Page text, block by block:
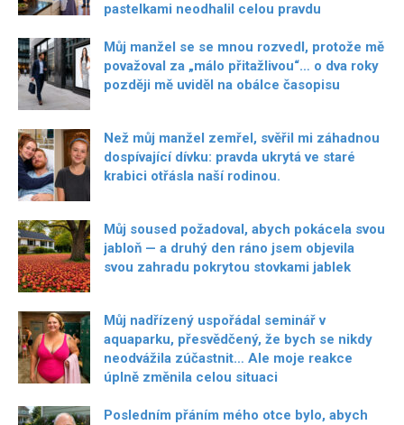
pastelkami neodhalil celou pravdu
Můj manžel se se mnou rozvedl, protože mě
považoval za „málo přitažlivou“… o dva roky
později mě uviděl na obálce časopisu
Než můj manžel zemřel, svěřil mi záhadnou
dospívající dívku: pravda ukrytá ve staré
krabici otřásla naší rodinou.
Můj soused požadoval, abych pokácela svou
jabloň — a druhý den ráno jsem objevila
svou zahradu pokrytou stovkami jablek
Můj nadřízený uspořádal seminář v
aquaparku, přesvědčený, že bych se nikdy
neodvážila zúčastnit… Ale moje reakce
úplně změnila celou situaci
Posledním přáním mého otce bylo, abych